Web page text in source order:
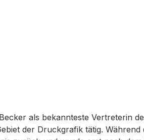
als bekannteste Vertreterin
der Druckgrafik tätig. Während